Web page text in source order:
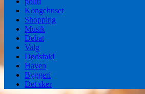
Kongehuset
Shopping
Musik
Debat
Valg
Dødsfald
Haven
Byggeri
Det sker